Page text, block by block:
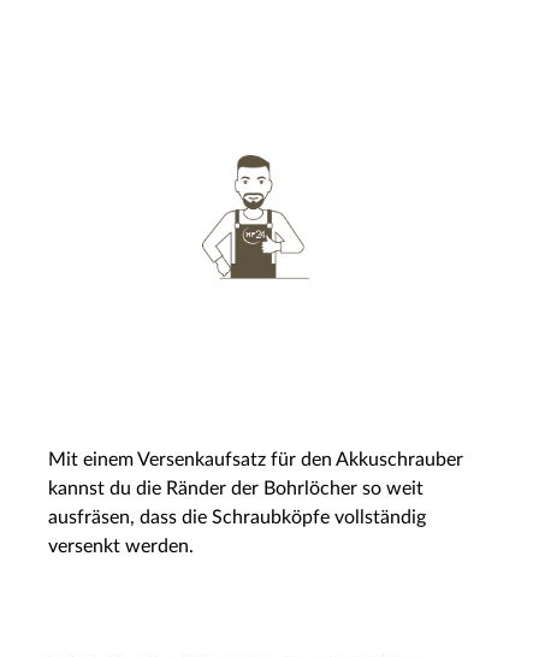
Mit einem Versenkaufsatz für den Akkuschrauber
kannst du die Ränder der Bohrlöcher so weit
ausfräsen, dass die Schraubköpfe vollständig
versenkt werden.